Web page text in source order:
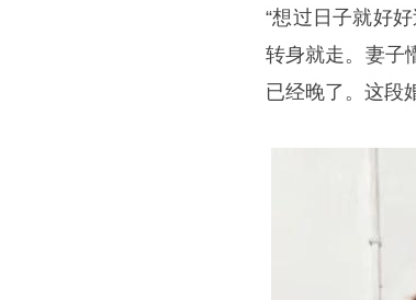
“想过日子就好
转身就走。妻子
已经晚了。这段